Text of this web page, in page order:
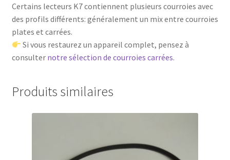
Certains lecteurs K7 contiennent plusieurs courroies avec
des profils différents: généralement un mix entre courroies
plates et carrées.
Si vous restaurez un appareil complet, pensez à
consulter notre sélection de courroies carrées.
Produits similaires